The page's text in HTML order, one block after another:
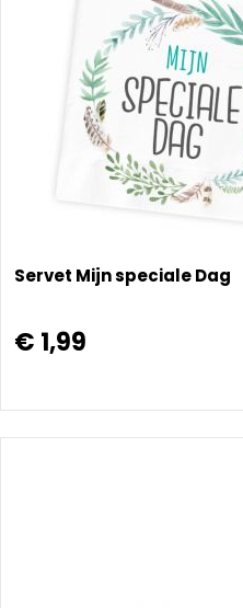
Servet Mijn speciale Dag
€ 1,99